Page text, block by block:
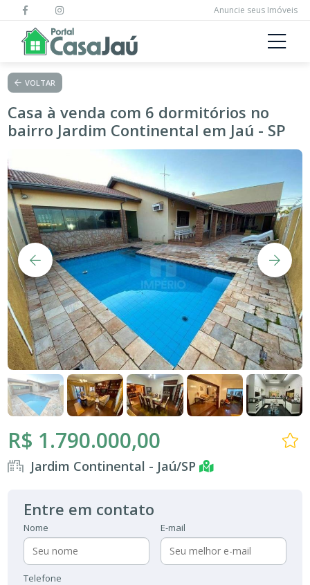
Anuncie seus Imóveis
VOLTAR
Casa à venda com 6 dormitórios no
bairro Jardim Continental em Jaú - SP
R$ 1.790.000,00
Jardim Continental - Jaú/SP
Entre em contato
Nome E-mail
Telefone